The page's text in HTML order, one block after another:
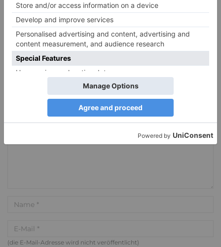
Hinterlassen Sie einen Kommentar
(die E-Mail-Adresse wird nicht veröffentlicht)